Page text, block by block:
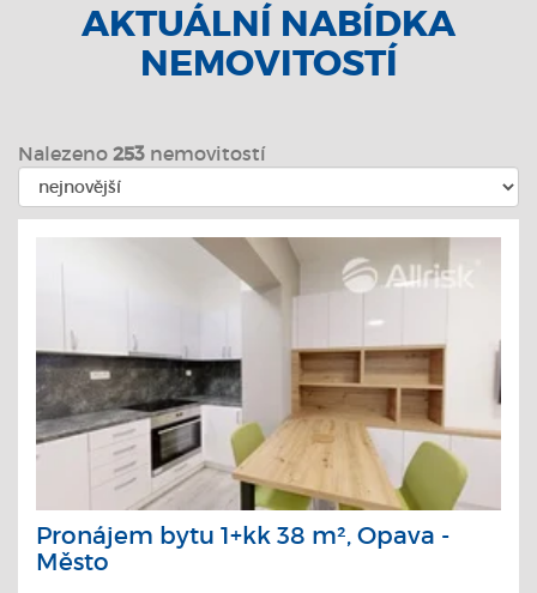
AKTUÁLNÍ NABÍDKA
NEMOVITOSTÍ
Nalezeno 253 nemovitostí
Pronájem bytu 1+kk 38 m², Opava -
Město